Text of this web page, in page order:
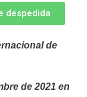
despedida
de
de 2021 en